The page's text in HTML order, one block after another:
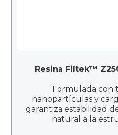
Resina Filtek™
Formulada con
nanopartículas y
garantiza estabilidad
natural a la